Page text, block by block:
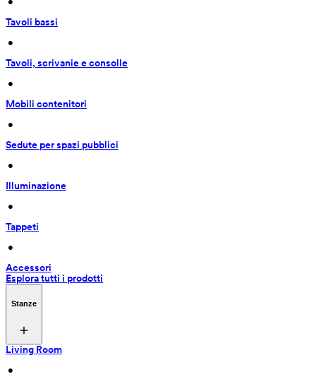
Tavoli bassi
•
Tavoli, scrivanie e consolle
•
Mobili contenitori
•
Sedute per spazi pubblici
•
Illuminazione
•
Tappeti
•
Accessori
Esplora tutti i prodotti
Stanze
Living Room
•